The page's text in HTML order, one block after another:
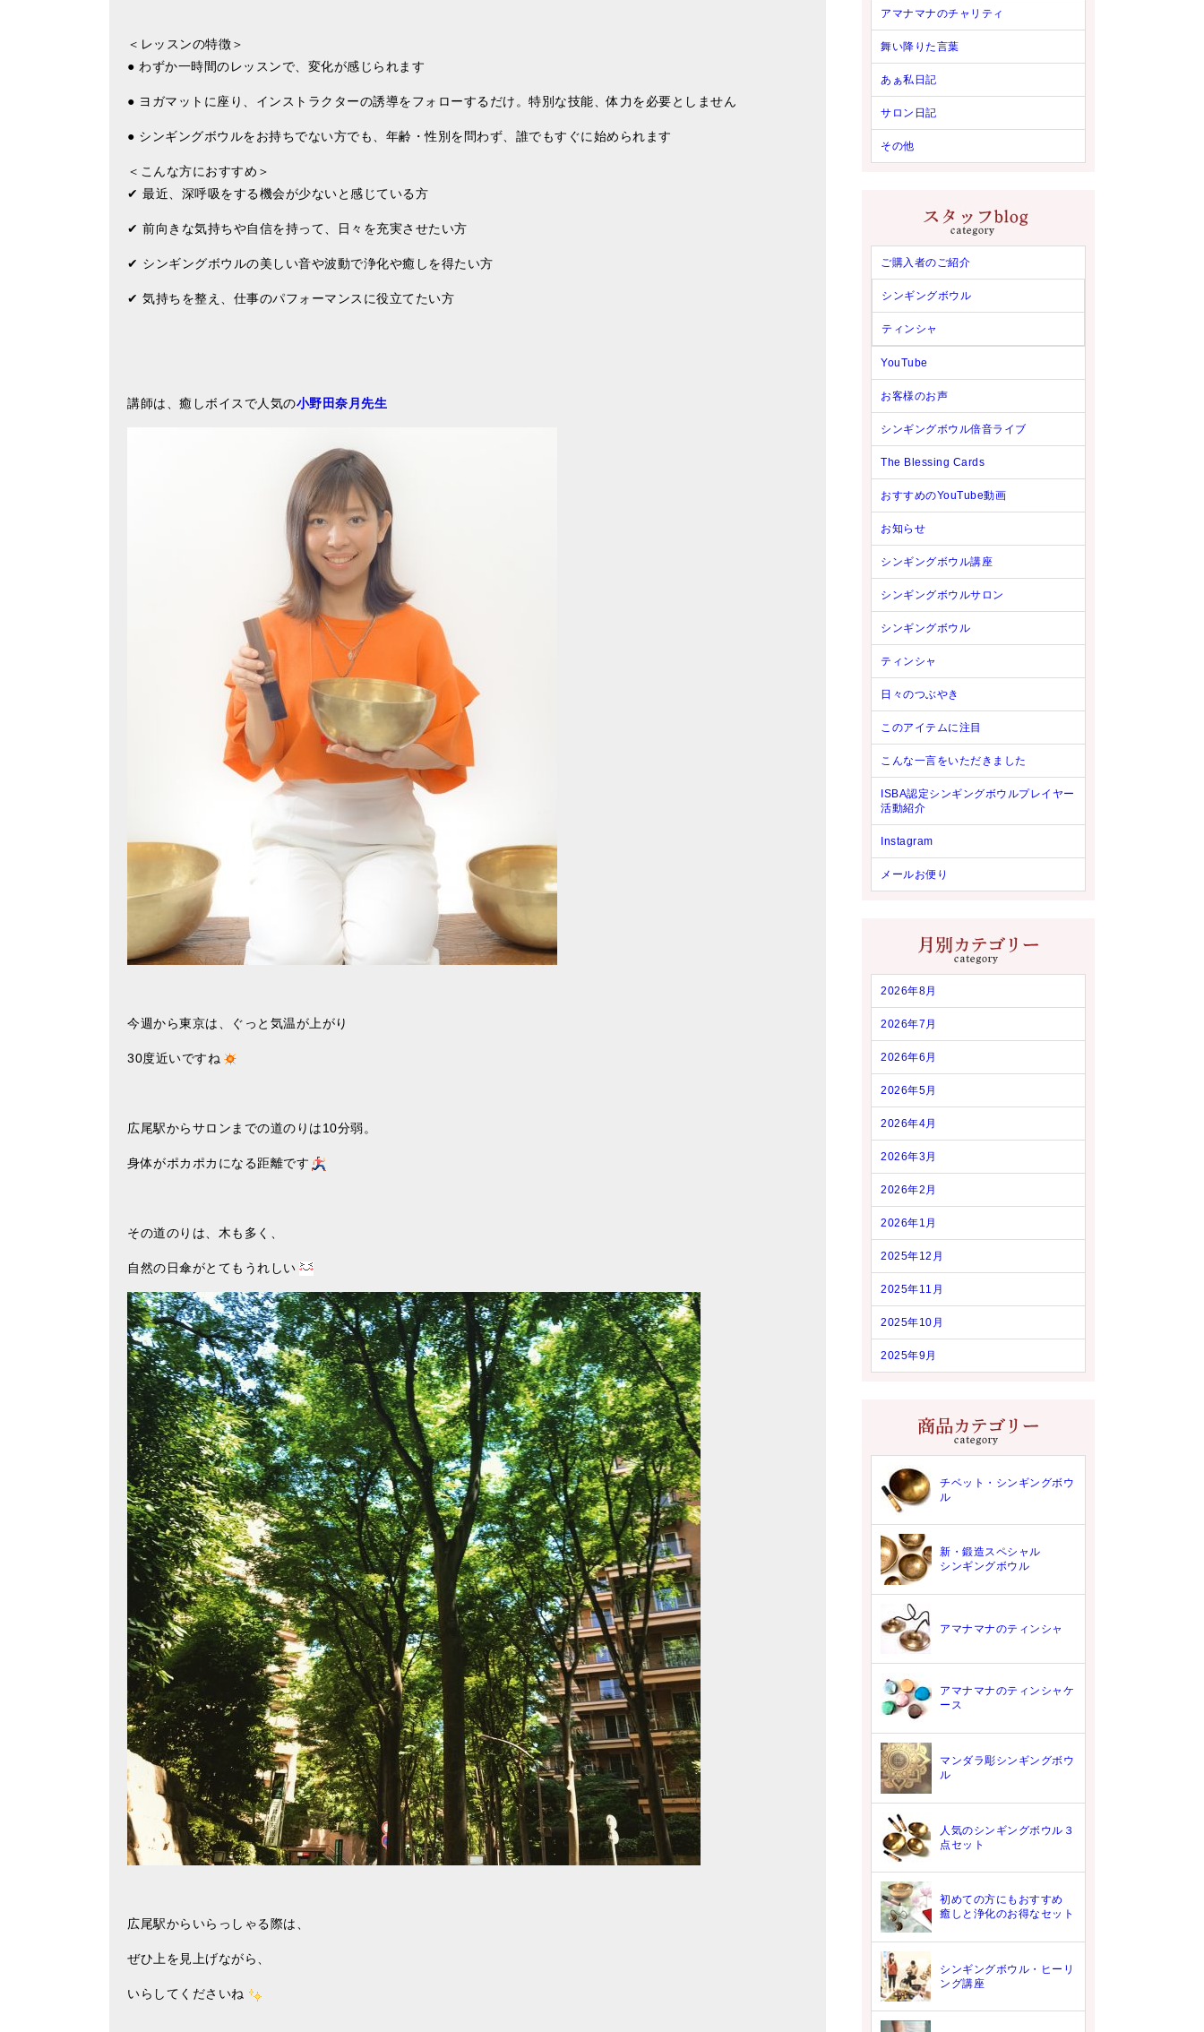
＜レッスンの特徴＞
● わずか一時間のレッスンで、変化が感じられます
● ヨガマットに座り、インストラクターの誘導をフォローするだけ。特別な技能、体力を必要としません
● シンギングボウルをお持ちでない方でも、年齢・性別を問わず、誰でもすぐに始められます
＜こんな方におすすめ＞
✔ 最近、深呼吸をする機会が少ないと感じている方
✔ 前向きな気持ちや自信を持って、日々を充実させたい方
✔ シンギングボウルの美しい音や波動で浄化や癒しを得たい方
✔ 気持ちを整え、仕事のパフォーマンスに役立てたい方
講師は、癒しボイスで人気の小野田奈月先生
今週から東京は、ぐっと気温が上がり
30度近いですね
広尾駅からサロンまでの道のりは10分弱。
身体がポカポカになる距離です
その道のりは、木も多く、
自然の日傘がとてもうれしい
広尾駅からいらっしゃる際は、
ぜひ上を見上げながら、
いらしてくださいね
アマナマナのチャリティ
舞い降りた言葉
あぁ私日記
サロン日記
その他
ご購入者のご紹介
シンギングボウル
ティンシャ
YouTube
お客様のお声
シンギングボウル倍音ライブ
The Blessing Cards
おすすめのYouTube動画
お知らせ
シンギングボウル講座
シンギングボウルサロン
シンギングボウル
ティンシャ
日々のつぶやき
このアイテムに注目
こんな一言をいただきました
ISBA認定シンギングボウルプレイヤー
活動紹介
Instagram
メールお便り
2026年8月
2026年7月
2026年6月
2026年5月
2026年4月
2026年3月
2026年2月
2026年1月
2025年12月
2025年11月
2025年10月
2025年9月
チベット・シンギングボウ
ル
新・鍛造スペシャル
シンギングボウル
アマナマナのティンシャ
アマナマナのティンシャケ
ース
マンダラ彫シンギングボウ
ル
人気のシンギングボウル３
点セット
初めての方にもおすすめ
癒しと浄化のお得なセット
シンギングボウル・ヒーリ
ング講座